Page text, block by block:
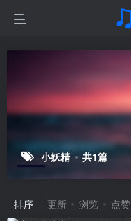
小妖精 共1篇
排序 更新 浏览 点赞